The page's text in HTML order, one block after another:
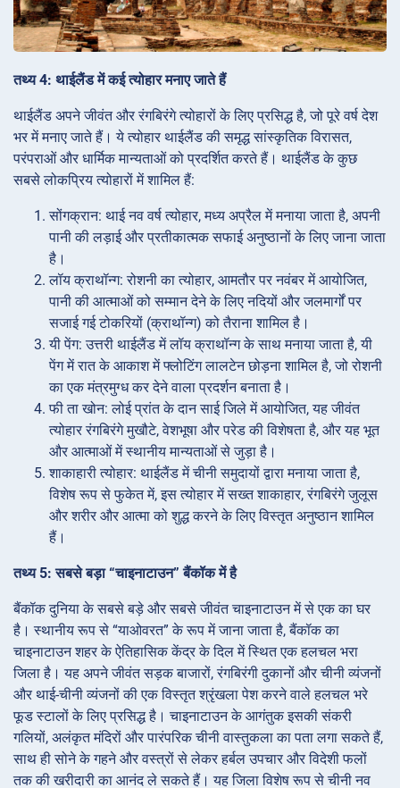
तथ्य 4: थाईलैंड में कई त्योहार मनाए जाते हैं
थाईलैंड अपने जीवंत और रंगबिरंगे त्योहारों के लिए प्रसिद्ध है, जो पूरे वर्ष देश
भर में मनाए जाते हैं। ये त्योहार थाईलैंड की समृद्ध सांस्कृतिक विरासत,
परंपराओं और धार्मिक मान्यताओं को प्रदर्शित करते हैं। थाईलैंड के कुछ
सबसे लोकप्रिय त्योहारों में शामिल हैं:
सोंगक्रान: थाई नव वर्ष त्योहार, मध्य अप्रैल में मनाया जाता है, अपनी
पानी की लड़ाई और प्रतीकात्मक सफाई अनुष्ठानों के लिए जाना जाता
है।
लॉय क्राथॉन्ग: रोशनी का त्योहार, आमतौर पर नवंबर में आयोजित,
पानी की आत्माओं को सम्मान देने के लिए नदियों और जलमार्गों पर
सजाई गई टोकरियों (क्राथॉन्ग) को तैराना शामिल है।
यी पेंग: उत्तरी थाईलैंड में लॉय क्राथॉन्ग के साथ मनाया जाता है, यी
पेंग में रात के आकाश में फ्लोटिंग लालटेन छोड़ना शामिल है, जो रोशनी
का एक मंत्रमुग्ध कर देने वाला प्रदर्शन बनाता है।
फी ता खोन: लोई प्रांत के दान साई जिले में आयोजित, यह जीवंत
त्योहार रंगबिरंगे मुखौटे, वेशभूषा और परेड की विशेषता है, और यह भूत
और आत्माओं में स्थानीय मान्यताओं से जुड़ा है।
शाकाहारी त्योहार: थाईलैंड में चीनी समुदायों द्वारा मनाया जाता है,
विशेष रूप से फुकेत में, इस त्योहार में सख्त शाकाहार, रंगबिरंगे जुलूस
और शरीर और आत्मा को शुद्ध करने के लिए विस्तृत अनुष्ठान शामिल
हैं।
तथ्य 5: सबसे बड़ा “चाइनाटाउन” बैंकॉक में है
बैंकॉक दुनिया के सबसे बड़े और सबसे जीवंत चाइनाटाउन में से एक का घर
है। स्थानीय रूप से “याओवरत” के रूप में जाना जाता है, बैंकॉक का
चाइनाटाउन शहर के ऐतिहासिक केंद्र के दिल में स्थित एक हलचल भरा
जिला है। यह अपने जीवंत सड़क बाजारों, रंगबिरंगी दुकानों और चीनी व्यंजनों
और थाई-चीनी व्यंजनों की एक विस्तृत श्रृंखला पेश करने वाले हलचल भरे
फूड स्टालों के लिए प्रसिद्ध है। चाइनाटाउन के आगंतुक इसकी संकरी
गलियों, अलंकृत मंदिरों और पारंपरिक चीनी वास्तुकला का पता लगा सकते हैं,
साथ ही सोने के गहने और वस्त्रों से लेकर हर्बल उपचार और विदेशी फलों
तक की खरीदारी का आनंद ले सकते हैं। यह जिला विशेष रूप से चीनी नव